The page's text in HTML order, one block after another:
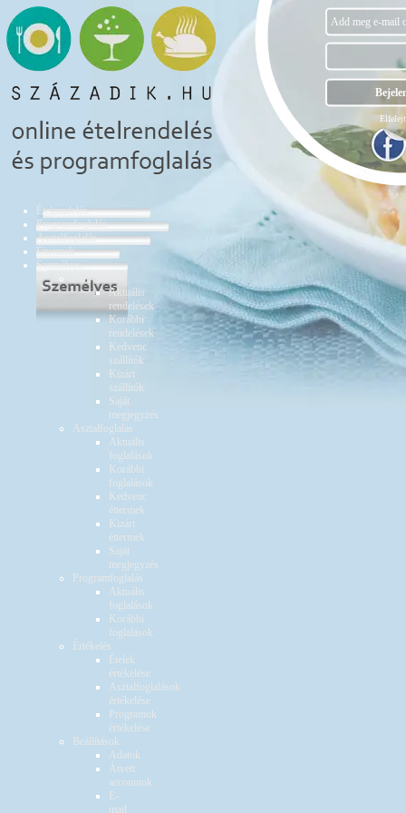
Ételrendelés
Programfoglalás
Asztalfoglalás
Éttermek
Személyes
Ételrendelés
Aktuális
rendelések
Korábbi
rendelések
Kedvenc
szállítók
Kizárt
szállítók
Saját
megjegyzés
Asztalfoglalás
Aktuális
foglalások
Korábbi
foglalások
Kedvenc
éttermek
Kizárt
éttermek
Saját
megjegyzés
Programfoglalás
Aktuális
foglalások
Korábbi
foglalások
Értékelés
Ételek
értékelése
Asztalfoglalások
értékelése
Programok
értékelése
Beállítások
Adatok
Átvett
accountok
E-
mail